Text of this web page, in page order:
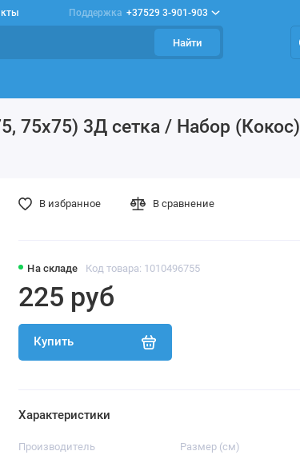
Поддержка +37529 3-901-903
Найти
75х75) 3Д сетка / Набор (Кокос)
На складе Код товара: 1010496755
225 руб
Купить
В избранное В сравнение
Характеристики
Производитель Размер (см)